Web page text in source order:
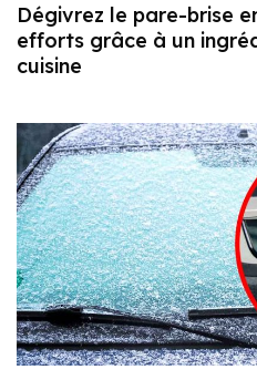
Dégivrez le pare-brise
efforts grâce à un
cuisine